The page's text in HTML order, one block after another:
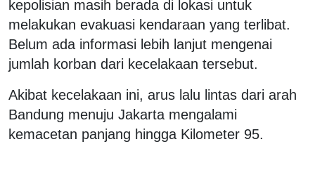
kepolisian masih berada di lokasi untuk
melakukan evakuasi kendaraan yang terlibat.
Belum ada informasi lebih lanjut mengenai
jumlah korban dari kecelakaan tersebut.
Akibat kecelakaan ini, arus lalu lintas dari arah
Bandung menuju Jakarta mengalami
kemacetan panjang hingga Kilometer 95.